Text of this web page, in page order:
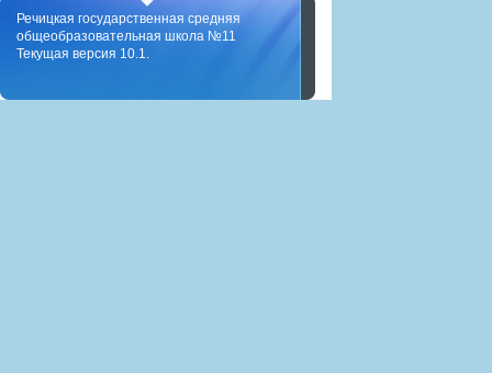
Речицкая государственная средняя
общеобразовательная школа №11
Текущая версия 10.1.